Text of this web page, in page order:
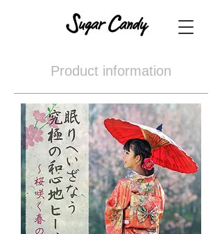
Product information